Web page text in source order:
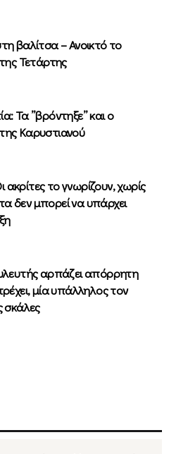
βαλίτσα – Ανοικτό το
Τετάρτης
Τα ”βρόντηξε” και ο
Καρυστιανού
το γνωρίζουν, χωρίς
δεν μπορεί να υπάρχει
αρπάζει απόρρητη
μία υπάλληλος τον
σκάλες